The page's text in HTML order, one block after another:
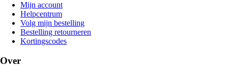
Mijn account
Helpcentrum
Volg mijn bestelling
Bestelling retourneren
Kortingscodes
Over